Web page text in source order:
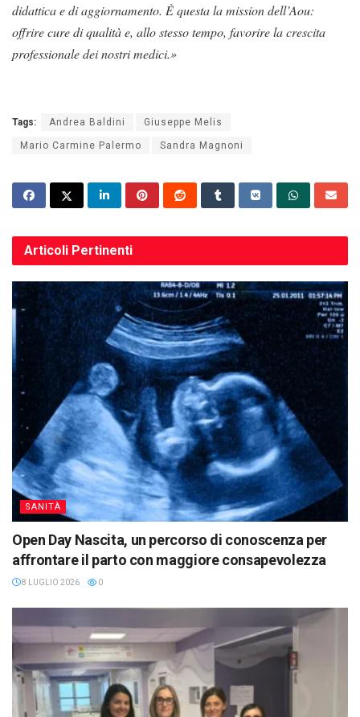
didattica e di aggiornamento. È questa la mission dell’Aou:
offrire cure di qualità e, allo stesso tempo, favorire la crescita
professionale dei nostri medici.»
Tags: Andrea Baldini Giuseppe Melis
Mario Carmine Palermo Sandra Magnoni
Articoli Pertinenti
SANITÀ
Open Day Nascita, un percorso di conoscenza per
affrontare il parto con maggiore consapevolezza
8 LUGLIO 2026 0